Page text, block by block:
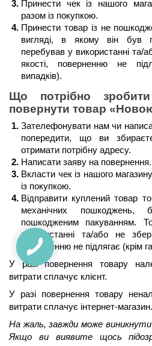
Принести чек із нашого
разом із покупкою.
Принести товар із не
вигляді, в якому він був
перебував у використанні та/
якості, поверненню не
випадків).
Що потрібно
повернути товар
Зателефонувати нам чи
попередити, що ви
отримати потрібну адресу.
Написати заяву на повернення.
Вкласти чек із нашого
із покупкою.
Відправити куплений товар
механічних
пошкодженим пакуванням.
використанні та/або не
поверненню не підлягає (крім
У разі повернення товару
витрати сплачує клієнт.
У разі повернення товару
витрати сплачує інтернет-магазин.
На жаль, завжди може виникнути
Якщо ви виявите щось